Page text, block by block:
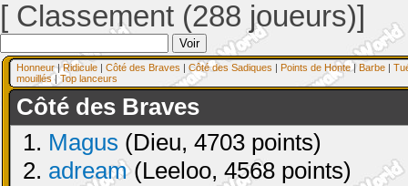
[ Classement (288 joueurs)]
Honneur|Ridicule | Côté des Braves | Côté des Sadiques | Points de Honte| Barbe |
mouillés| Top lanceurs
Côté des Braves
1. Magus (Dieu, 4703 points)
2. adream(Leeloo, 4568 points)